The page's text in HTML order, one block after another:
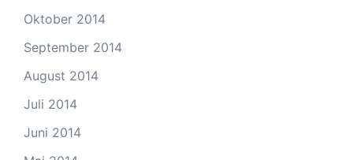
Oktober 2014
September 2014
August 2014
Juli 2014
Juni 2014